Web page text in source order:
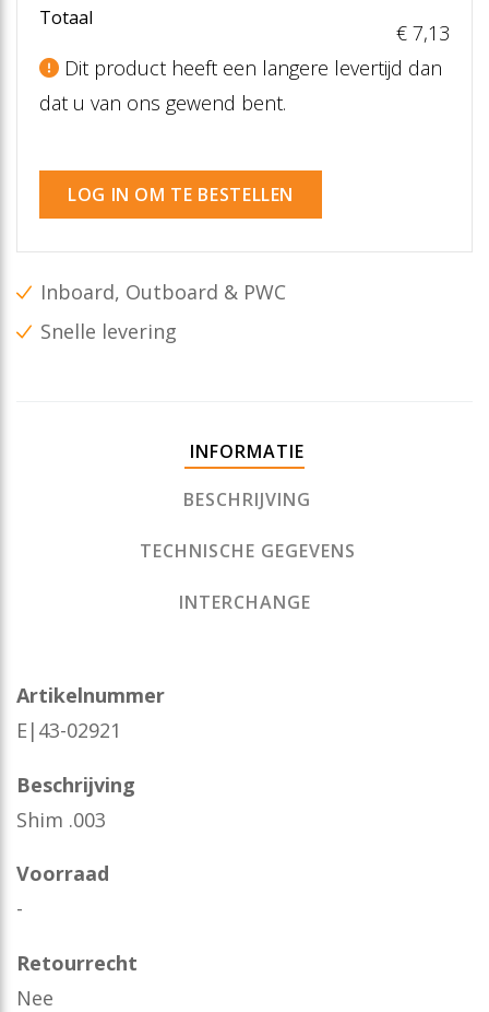
Totaal
€ 7,13
Dit product heeft een langere levertijd dan
dat u van ons gewend bent.
LOG IN OM TE BESTELLEN
Inboard, Outboard & PWC
Snelle levering
INFORMATIE
BESCHRIJVING
TECHNISCHE GEGEVENS
INTERCHANGE
Artikelnummer
E|43-02921
Beschrijving
Shim .003
Voorraad
-
Retourrecht
Nee